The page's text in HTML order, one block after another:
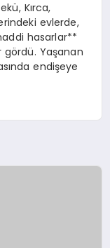
Kırca,
evlerde,
hasarlar**
gördü. Yaşanan
endişeye